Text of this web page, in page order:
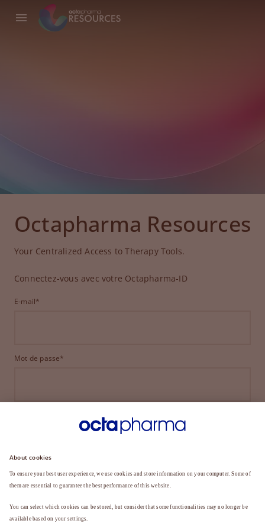
Octapharma Resources
Your Centralized Access to Therapy Tools.
Connectez-vous avec votre Octapharma-ID
E-mail*
Mot de passe*
CONNEXION
MOT DE PASSE OUBLIÉ ?
Vous n'êtes pas encore membre ?